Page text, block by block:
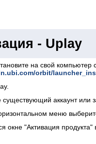
- Uplay
на свой
orbit/
аккаунт или
меню
окне "Активация продукта"